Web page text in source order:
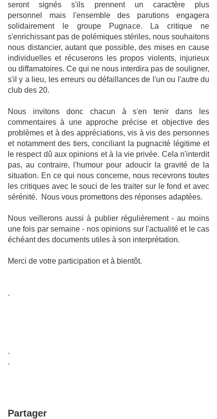
seront signés s'ils prennent un caractère plus
personnel mais l'ensemble des parutions engagera
solidairement le groupe Pugnace. La critique ne
s'enrichissant pas de polémiques stériles, nous souhaitons
nous distancier, autant que possible, des mises en cause
individuelles et récuserons les propos violents, injurieux
ou diffamatoires. Ce qui ne nous interdira pas de souligner,
s'il y a lieu, les erreurs ou défaillances de l'un ou l'autre du
club des 20.
Nous invitons donc chacun à s'en tenir dans les
commentaires à une approche précise et objective des
problèmes et à des appréciations, vis à vis des personnes
et notamment des tiers, conciliant la pugnacité légitime et
le respect dû aux opinions et à la vie privée. Cela n'interdit
pas, au contraire, l'humour pour adoucir la gravité de la
situation. En ce qui nous concerne, nous recevrons toutes
les critiques avec le souci de les traiter sur le fond et avec
sérénité. Nous vous promettons des réponses adaptées.
Nous veillerons aussi à publier régulièrement - au moins
une fois par semaine - nos opinions sur l'actualité et le cas
échéant des documents utiles à son interprétation.
Merci de votre participation et à bientôt.
.
.
.
Partager